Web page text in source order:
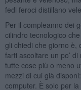
fedi feroci distillano
Per il compleanno dei
cilindro tecnologico
gli chiedi che giorno è,
farti ascoltare un po’
tutte cose più o meno
mezzi di cui già
computer. È solo per